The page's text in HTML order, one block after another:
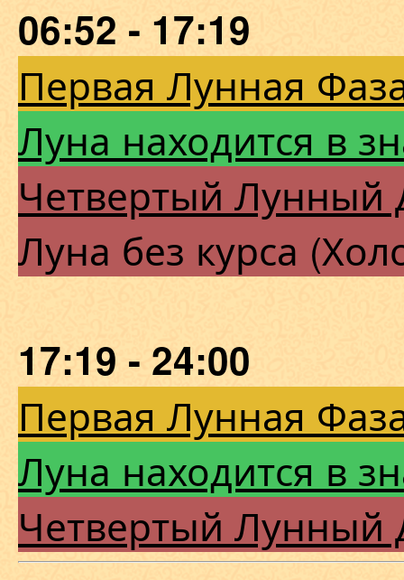
06:52 - 17:19
Первая Лунная
Луна находится в
Четвертый Лунный
Луна без курса
17:19 - 24:00
Первая Лунная
Луна находится в
Четвертый Лунный